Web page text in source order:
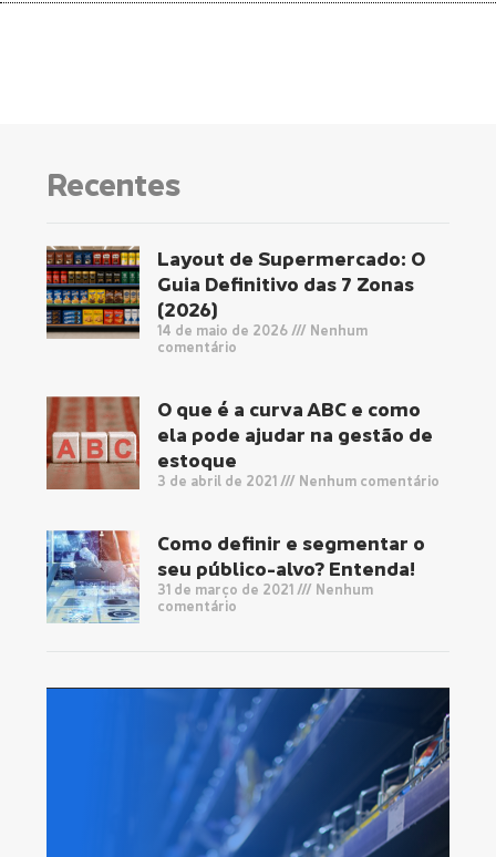
Recentes
Layout de Supermercado: O
Guia Definitivo das 7 Zonas
(2026)
14 de maio de 2026
Nenhum
comentário
O que é a curva ABC e como
ela pode ajudar na gestão de
estoque
3 de abril de 2021 Nenhum comentário
Como definir e segmentar o
seu público-alvo? Entenda!
31 de março de 2021
Nenhum
comentário